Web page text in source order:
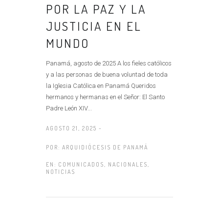
POR LA PAZ Y LA
JUSTICIA EN EL
MUNDO
Panamá, agosto de 2025 A los fieles católicos
y a las personas de buena voluntad de toda
la Iglesia Católica en Panamá Queridos
hermanos y hermanas en el Señor: El Santo
Padre León XIV...
AGOSTO 21, 2025 -
POR: ARQUIDIÓCESIS DE PANAMÁ
EN: COMUNICADOS NACIONALES
NOTICIAS